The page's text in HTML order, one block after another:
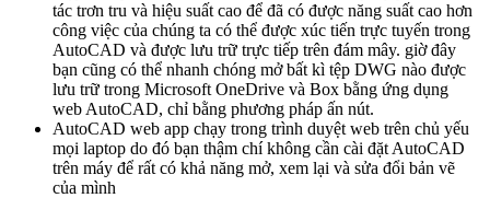
tác trơn tru và hiệu suất cao để đã có được năng suất cao hơn
công việc của chúng ta có thể được xúc tiến trực tuyến trong
AutoCAD và được lưu trữ trực tiếp trên đám mây. giờ đây
bạn cũng có thể nhanh chóng mở bất kì tệp DWG nào được
lưu trữ trong Microsoft OneDrive và Box bằng ứng dụng
web AutoCAD, chỉ bằng phương pháp ấn nút.
AutoCAD web app chạy trong trình duyệt web trên chủ yếu
mọi laptop do đó bạn thậm chí không cần cài đặt AutoCAD
trên máy để rất có khả năng mở, xem lại và sửa đổi bản vẽ
của mình